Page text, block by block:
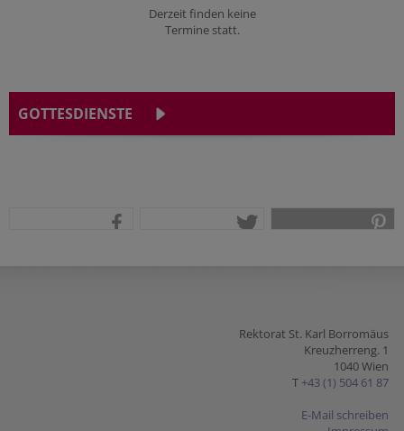
Derzeit finden keine
Termine statt.
GOTTESDIENSTE
Rektorat St. Karl Borromäus
Kreuzherreng. 1
1040 Wien
T +43 (1) 504 61 87
E-Mail schreiben